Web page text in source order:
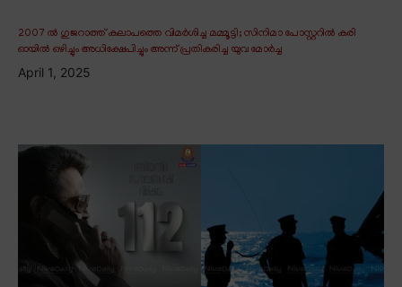
2007 ൽ ഗുജറാത്ത് കലാപത്തെ വിമർശിച്ച മമ്മൂട്ടി; സിനിമാ പോസ്റ്ററിൽ കരി
ഓയിൽ ഒഴിച്ചും അധിക്ഷേപിച്ചും അന്ന് പ്രതികരിച്ച യുവ മോർച്ച
April 1, 2025